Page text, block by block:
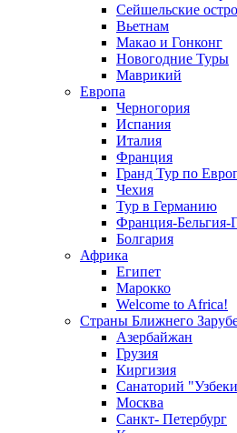
Сейшельские
Вьетнам
Макао и Гонконг
Новогодние Туры
Маврикий
Европа
Черногория
Испания
Италия
Франция
Гранд Тур по
Чехия
Тур в Германию
Франция-Бельгия-
Болгария
Африка
Египет
Марокко
Welcome to Africa!
Страны Ближнего
Азербайжан
Грузия
Киргизия
Санаторий
Москва
Санкт- Петербург